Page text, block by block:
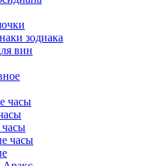
зодиака
вин
часы
часы